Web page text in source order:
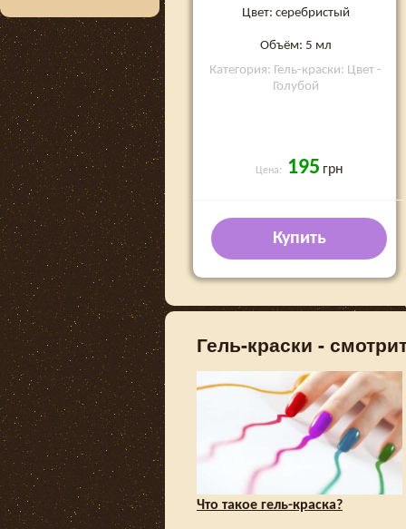
Цвет: серебристый
Объём: 5 мл
Категория: Гель-краски: Цвет -
Голубой
Цена: 195 грн
Купить
Гель-краски -
Что такое гель-краска?